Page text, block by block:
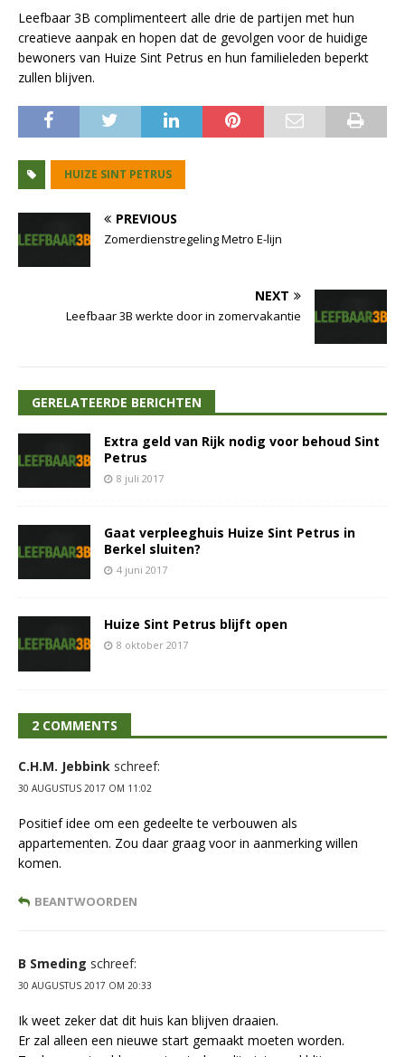
Leefbaar 3B complimenteert alle drie de partijen met hun
creatieve aanpak en hopen dat de gevolgen voor de huidige
bewoners van Huize Sint Petrus en hun familieleden beperkt
zullen blijven.
HUIZE SINT PETRUS
PREVIOUS
Zomerdienstregeling Metro E-lijn
NEXT
Leefbaar 3B werkte door in zomervakantie
GERELATEERDE BERICHTEN
Extra geld van Rijk nodig voor behoud Sint
Petrus
8 juli 2017
Gaat verpleeghuis Huize Sint Petrus in
Berkel sluiten?
4 juni 2017
Huize Sint Petrus blijft open
8 oktober 2017
2 COMMENTS
C.H.M. Jebbink schreef:
30 AUGUSTUS 2017 OM 11:02
Positief idee om een gedeelte te verbouwen als
appartementen. Zou daar graag voor in aanmerking willen
komen.
BEANTWOORDEN
B Smeding schreef:
30 AUGUSTUS 2017 OM 20:33
Ik weet zeker dat dit huis kan blijven draaien.
Er zal alleen een nieuwe start gemaakt moeten worden.